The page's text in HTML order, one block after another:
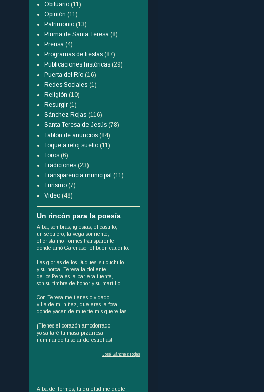
Obituario (11)
Opinión (11)
Patrimonio (13)
Pluma de Santa Teresa (8)
Prensa (4)
Programas de fiestas (87)
Publicaciones históricas (29)
Puerta del Río (16)
Redes Sociales (1)
Religión (10)
Resurgir (1)
Sánchez Rojas (116)
Santa Teresa de Jesús (78)
Tablón de anuncios (84)
Toque a reloj suelto (11)
Toros (6)
Tradiciones (23)
Transparencia municipal (11)
Turismo (7)
Video (48)
Un rincón para la poesía
Alba, sombras, iglesias, el castillo;
un sepulcro, la vega sonriente,
el cristalino Tormes transparente,
donde amó Garcilaso, el buen caudillo.
Las glorias de los Duques, su cuchillo
y su horca, Teresa la doliente,
de los Perales la parlera fuente,
son su timbre de honor y su martillo.
Con Teresa me tienes olvidado,
villa de mi niñez, que eres la fosa,
donde yacen de muerte mis querellas...
¡Tienes el corazón amodorrado,
yo saltaré tu masa pizarrosa
iluminando tu solar de estrellas!
José Sánchez Rojas
Alba de Tormes, tu quietud me duele